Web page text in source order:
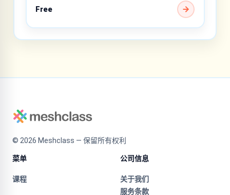
Free
© 2026 Meshclass — 保留所有权利
菜单
课程
公司信息
关于我们
服务条款